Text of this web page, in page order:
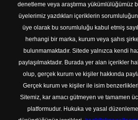
denetleme veya araştırma yükümlülüğümüz
üyelerimiz yazdıkları içeriklerin
üye olarak bu sorumluluğu kabul etmiş
herhangi bir marka, kurum veya şahıs
bulunmamaktadır. Sitede yalnızca kendi
paylaşılmaktadır. Burada yer alan içerikler
olup, gerçek kurum ve kişiler hakkında
Gerçek kurum ve kişiler ile isim
Sitemiz, kar amacı gütmeyen ve tamamen
platformudur. Hukuka ve yasal